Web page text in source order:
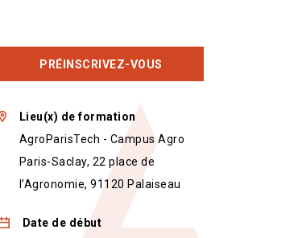
PRÉINSCRIVEZ-VOUS
Lieu(x) de formation
AgroParisTech - Campus Agro
Paris-Saclay, 22 place de
l’Agronomie, 91120 Palaiseau
Date de début